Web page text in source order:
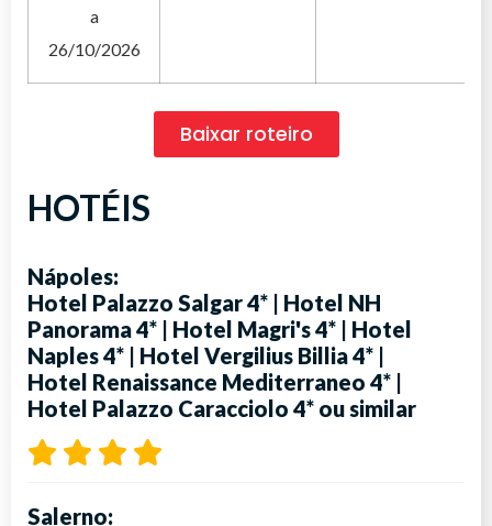
a
26/10/2026
Baixar roteiro
HOTÉIS
Nápoles:
Hotel Palazzo Salgar 4* | Hotel NH
Panorama 4* | Hotel Magri's 4* | Hotel
Naples 4* | Hotel Vergilius Billia 4* |
Hotel Renaissance Mediterraneo 4* |
Hotel Palazzo Caracciolo 4* ou similar
Salerno: